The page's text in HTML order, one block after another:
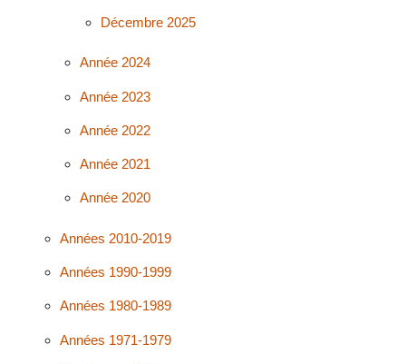
Décembre 2025
Année 2024
Année 2023
Année 2022
Année 2021
Année 2020
Années 2010-2019
Années 1990-1999
Années 1980-1989
Années 1971-1979